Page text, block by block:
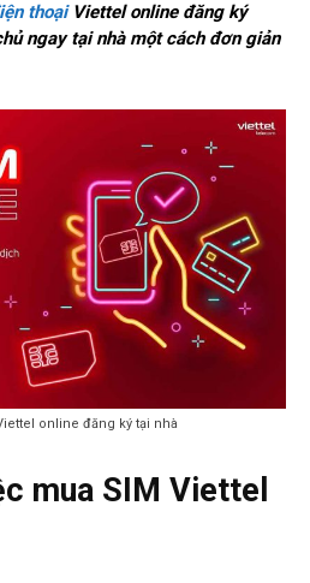
thoạiViettel onlineđăng ký
ngay tại nhà một cách đơn giản
online đăng ký tại nhà
mua SIM Viettel